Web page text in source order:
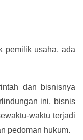
pemilik usaha, ada
dan bisnisnya
ini, bisnis
waktu terjadi
pedoman hukum.